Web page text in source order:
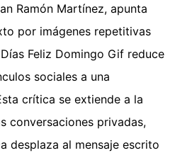
Ramón Martínez, apunta
por imágenes repetitivas
Feliz Domingo Gif reduce
sociales a una
crítica se extiende a la
conversaciones privadas,
desplaza al mensaje escrito